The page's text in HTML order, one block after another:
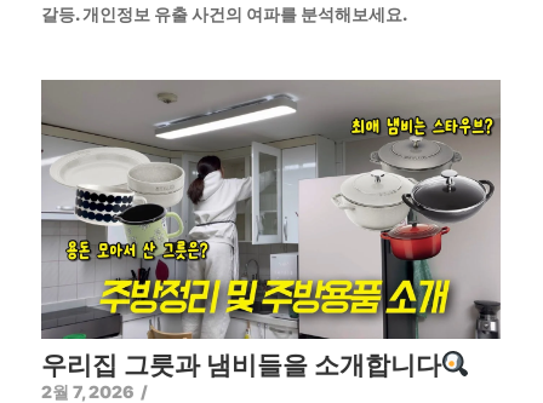
갈등. 개인정보 유출 사건의 여파를 분석해보세요.
우리집 그릇과 냄비들을 소개합니다
2월 7, 2026 /